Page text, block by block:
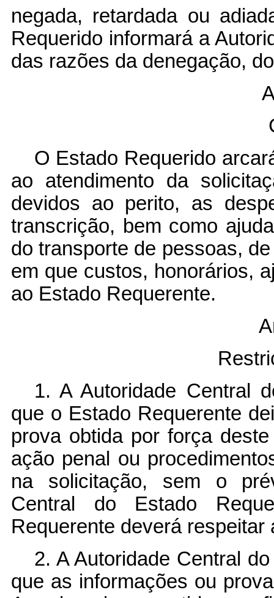
negada, retardada ou
Requerido informará a
das razões da denegação,
O Estado Requerido
ao atendimento da
devidos ao perito, as
transcrição, bem como
do transporte de pessoas,
em que custos, honorários,
ao Estado Requerente.
1. A Autoridade Central
que o Estado Requerente
prova obtida por força
ação penal ou
na solicitação, sem o
Central do Estado
Requerente deverá
2. A Autoridade Central
que as informações ou